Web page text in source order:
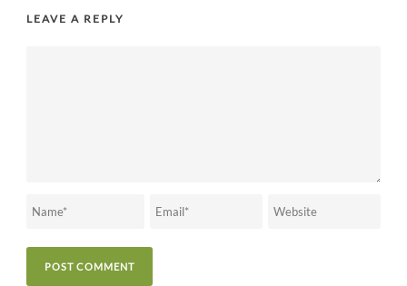
LEAVE A REPLY